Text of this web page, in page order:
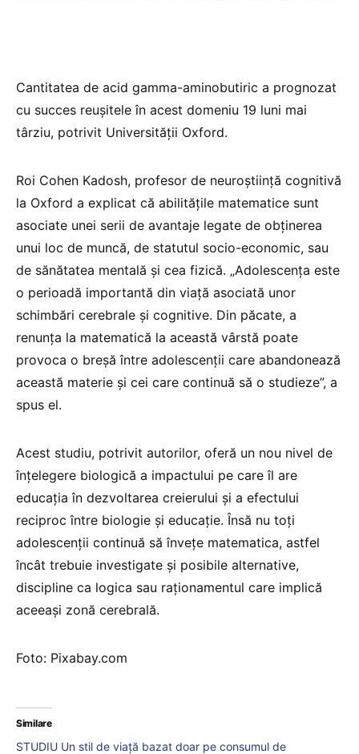
Cantitatea de acid gamma-aminobutiric a prognozat
cu succes reuşitele în acest domeniu 19 luni mai
târziu, potrivit Universităţii Oxford.
Roi Cohen Kadosh, profesor de neuroştiinţă cognitivă
la Oxford a explicat că abilităţile matematice sunt
asociate unei serii de avantaje legate de obţinerea
unui loc de muncă, de statutul socio-economic, sau
de sănătatea mentală şi cea fizică. „Adolescenţa este
o perioadă importantă din viaţă asociată unor
schimbări cerebrale şi cognitive. Din păcate, a
renunţa la matematică la această vârstă poate
provoca o breşă între adolescenţii care abandonează
această materie şi cei care continuă să o studieze”, a
spus el.
Acest studiu, potrivit autorilor, oferă un nou nivel de
înţelegere biologică a impactului pe care îl are
educaţia în dezvoltarea creierului şi a efectului
reciproc între biologie şi educaţie. Însă nu toţi
adolescenţii continuă să înveţe matematica, astfel
încât trebuie investigate şi posibile alternative,
discipline ca logica sau raţionamentul care implică
aceeaşi zonă cerebrală.
Foto: Pixabay.com
Similare
STUDIU Un stil de viață bazat doar pe consumul de